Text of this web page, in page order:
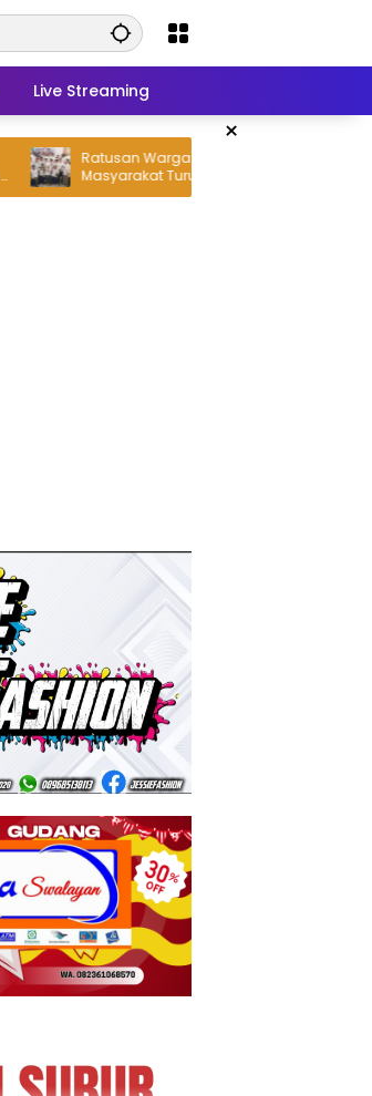
Live Streaming
×
Ratusan Warga Bersama Puluhan Tokoh
Masyarakat Turut Serta Daftarkan Pipit
Sebagai Bakal Calon Kepala Desa